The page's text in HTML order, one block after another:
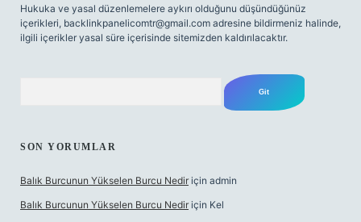
Hukuka ve yasal düzenlemelere aykırı olduğunu düşündüğünüz
içerikleri, backlinkpanelicomtr@gmail.com adresine bildirmeniz halinde,
ilgili içerikler yasal süre içerisinde sitemizden kaldırılacaktır.
SON YORUMLAR
Balık Burcunun Yükselen Burcu Nedir için admin
Balık Burcunun Yükselen Burcu Nedir için Kel